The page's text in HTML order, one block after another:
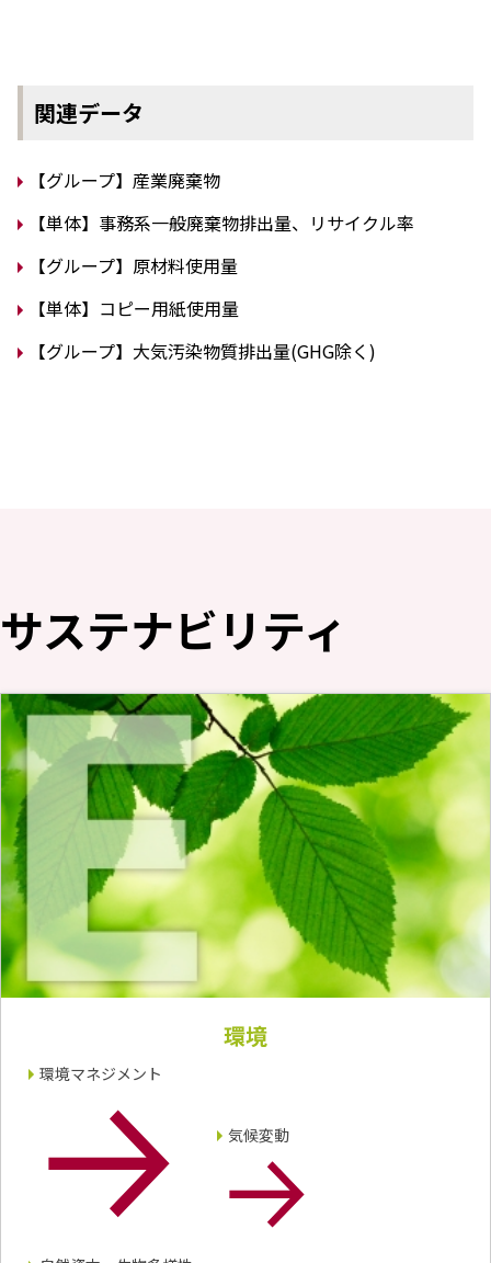
関連データ
【グループ】産業廃棄物
【単体】事務系一般廃棄物排出量、リサイクル率
【グループ】原材料使用量
【単体】コピー用紙使用量
【グループ】大気汚染物質排出量(GHG除く)
サステナビリティ
環境
環境マネジメント
気候変動